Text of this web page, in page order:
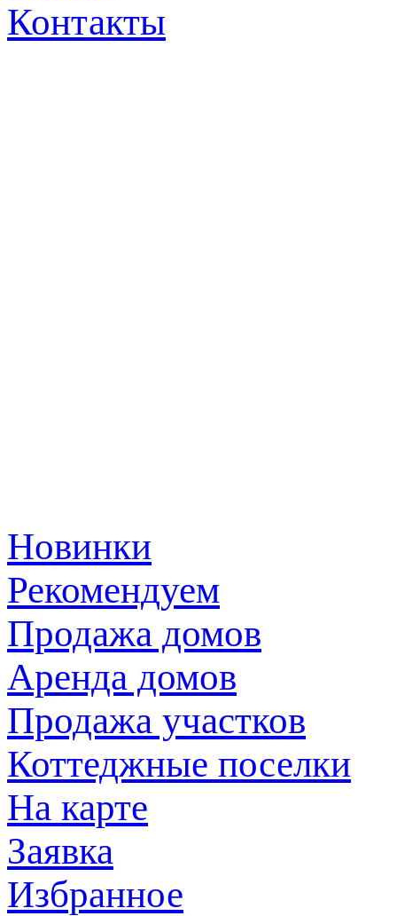
Контакты
Новинки
Рекомендуем
Продажа домов
Аренда домов
Продажа участков
Коттеджные поселки
На карте
Заявка
Избранное